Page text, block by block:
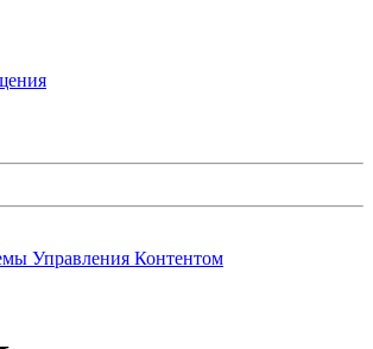
Управления Контентом